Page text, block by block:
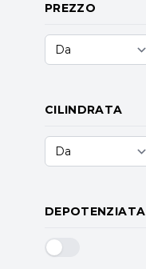
PREZZO
CILINDRATA
DEPOTENZIATA